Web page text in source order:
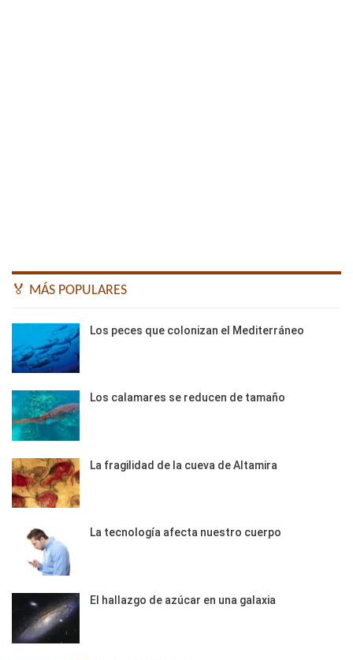
🏅 MÁS POPULARES
Los peces que colonizan el Mediterráneo
Los calamares se reducen de tamaño
La fragilidad de la cueva de Altamira
La tecnología afecta nuestro cuerpo
El hallazgo de azúcar en una galaxia